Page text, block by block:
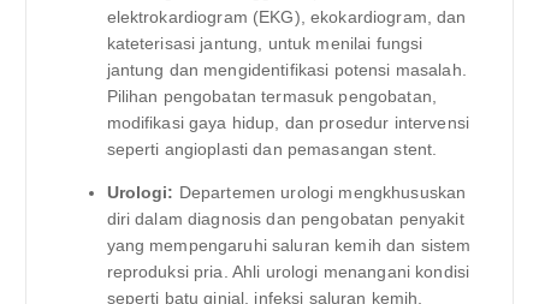
elektrokardiogram (EKG), ekokardiogram, dan
kateterisasi jantung, untuk menilai fungsi
jantung dan mengidentifikasi potensi masalah.
Pilihan pengobatan termasuk pengobatan,
modifikasi gaya hidup, dan prosedur intervensi
seperti angioplasti dan pemasangan stent.
Urologi: Departemen urologi mengkhususkan
diri dalam diagnosis dan pengobatan penyakit
yang mempengaruhi saluran kemih dan sistem
reproduksi pria. Ahli urologi menangani kondisi
seperti batu ginjal, infeksi saluran kemih,